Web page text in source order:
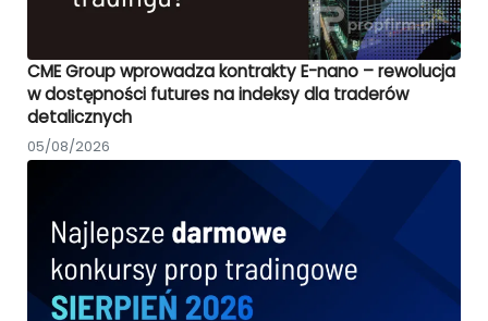
CME Group wprowadza kontrakty E-nano – rewolucja
w dostępności futures na indeksy dla traderów
detalicznych
05/08/2026